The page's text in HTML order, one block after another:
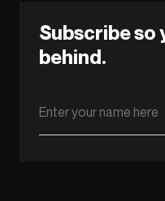
Subscribe so
behind.